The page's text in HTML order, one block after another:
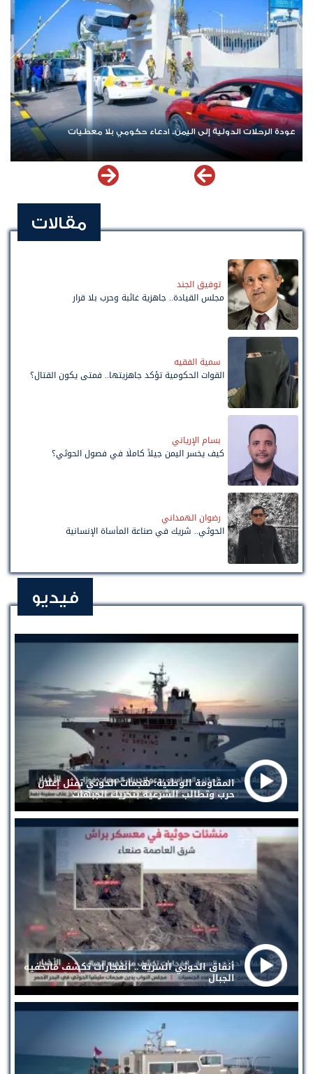
الرحلات الدولية إلى اليمن.. ادعاء حكومي بلا معطيات اشترك
مقالات
توفيق الجند
مجلس القيادة.. جاهزية غائبة وحرب بلا قرار
سمية الفقيه
القوات الحكومية تؤكد جاهزيتها.. فمتى يكون القتال؟
بسام الإرياني
كيف يخسر اليمن جيلاً كاملًا في فصول الحوثي؟
رضوان الهمداني
الحوثي.. شريك في صناعة المأساة الإنسانية
فيديو
المقاومة الوطنية: هجمات الحوثي تمثل إعلان
حرب وتطالب الشرعية بتحريك الجبهات
أنفاق الحوثي السرية .. انفجارات تكشف ماتخفيه
الجبال